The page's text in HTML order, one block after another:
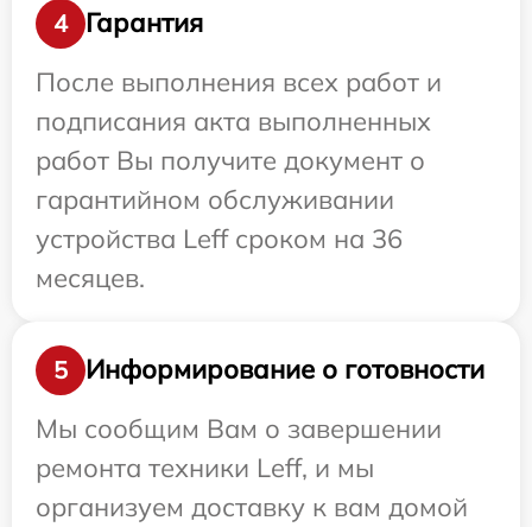
4
Гарантия
После выполнения всех работ и
подписания акта выполненных
работ Вы получите документ о
гарантийном обслуживании
устройства Leff сроком на 36
месяцев.
5
Информирование о готовности
Мы сообщим Вам о завершении
ремонта техники Leff, и мы
организуем доставку к вам домой